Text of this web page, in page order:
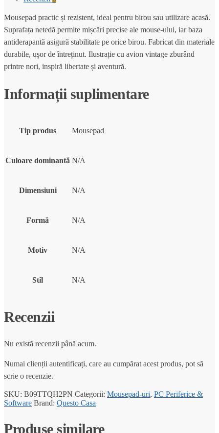
Mousepad practic și rezistent, ideal pentru birou sau utilizare acasă.
Suprafața netedă permite mișcări precise ale mouse-ului, iar baza
antiderapantă asigură stabilitate pe orice birou. Fabricat din materiale
durabile, ușor de întreținut. Ilustrație cu avion vintage zburând
printre nori, inspiră libertate și aventură.
Informații suplimentare
Tip produs Mousepad
Culoare dominantă N/A
Dimensiuni N/A
Formă N/A
Motiv N/A
Stil N/A
Recenzii
Nu există recenzii până acum.
Numai clienții autentificați, care au cumpărat acest produs, pot să
scrie o recenzie.
SKU: B09TTQH2PN Categorii: Mousepad-uri, PC Periferice &
Software Brand: Questo Casa
Produse similare